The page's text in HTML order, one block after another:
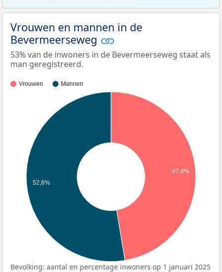
Vrouwen en mannen in de
Bevermeerseweg
53% van de inwoners in de Bevermeerseweg staat als
man geregistreerd.
Vrouwen Mannen
47,4%
52,6%
Bevolking: aantal en percentage inwoners op 1 januari 2025